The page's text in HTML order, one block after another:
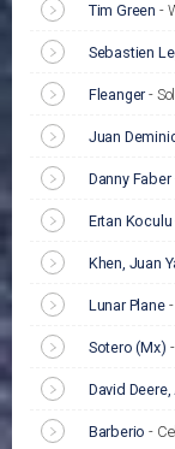
Tim Green -
Sebastien
Fleanger -
Juan
Danny Faber
Ertan Koculu
Khen, Juan
Lunar Plane
Sotero (Mx)
David
Barberio -